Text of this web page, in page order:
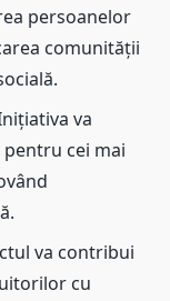
persoanelor
comunității
va
cei mai
va contribui
cu